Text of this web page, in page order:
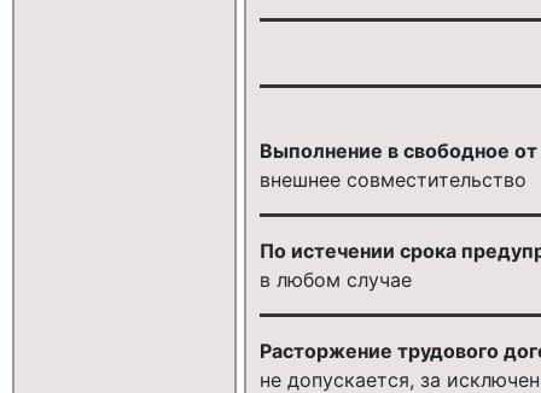
Выполнение в свободное
внешнее совместительство
По истечении срока
в любом случае
Расторжение трудового
не допускается, за